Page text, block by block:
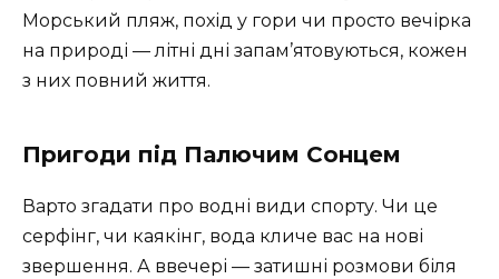
Морський пляж, похід у гори чи просто вечірка
на природі — літні дні запам’ятовуються, кожен
з них повний життя.
Пригоди під Палючим Сонцем
Варто згадати про водні види спорту. Чи це
серфінг, чи каякінг, вода кличе вас на нові
звершення. А ввечері — затишні розмови біля